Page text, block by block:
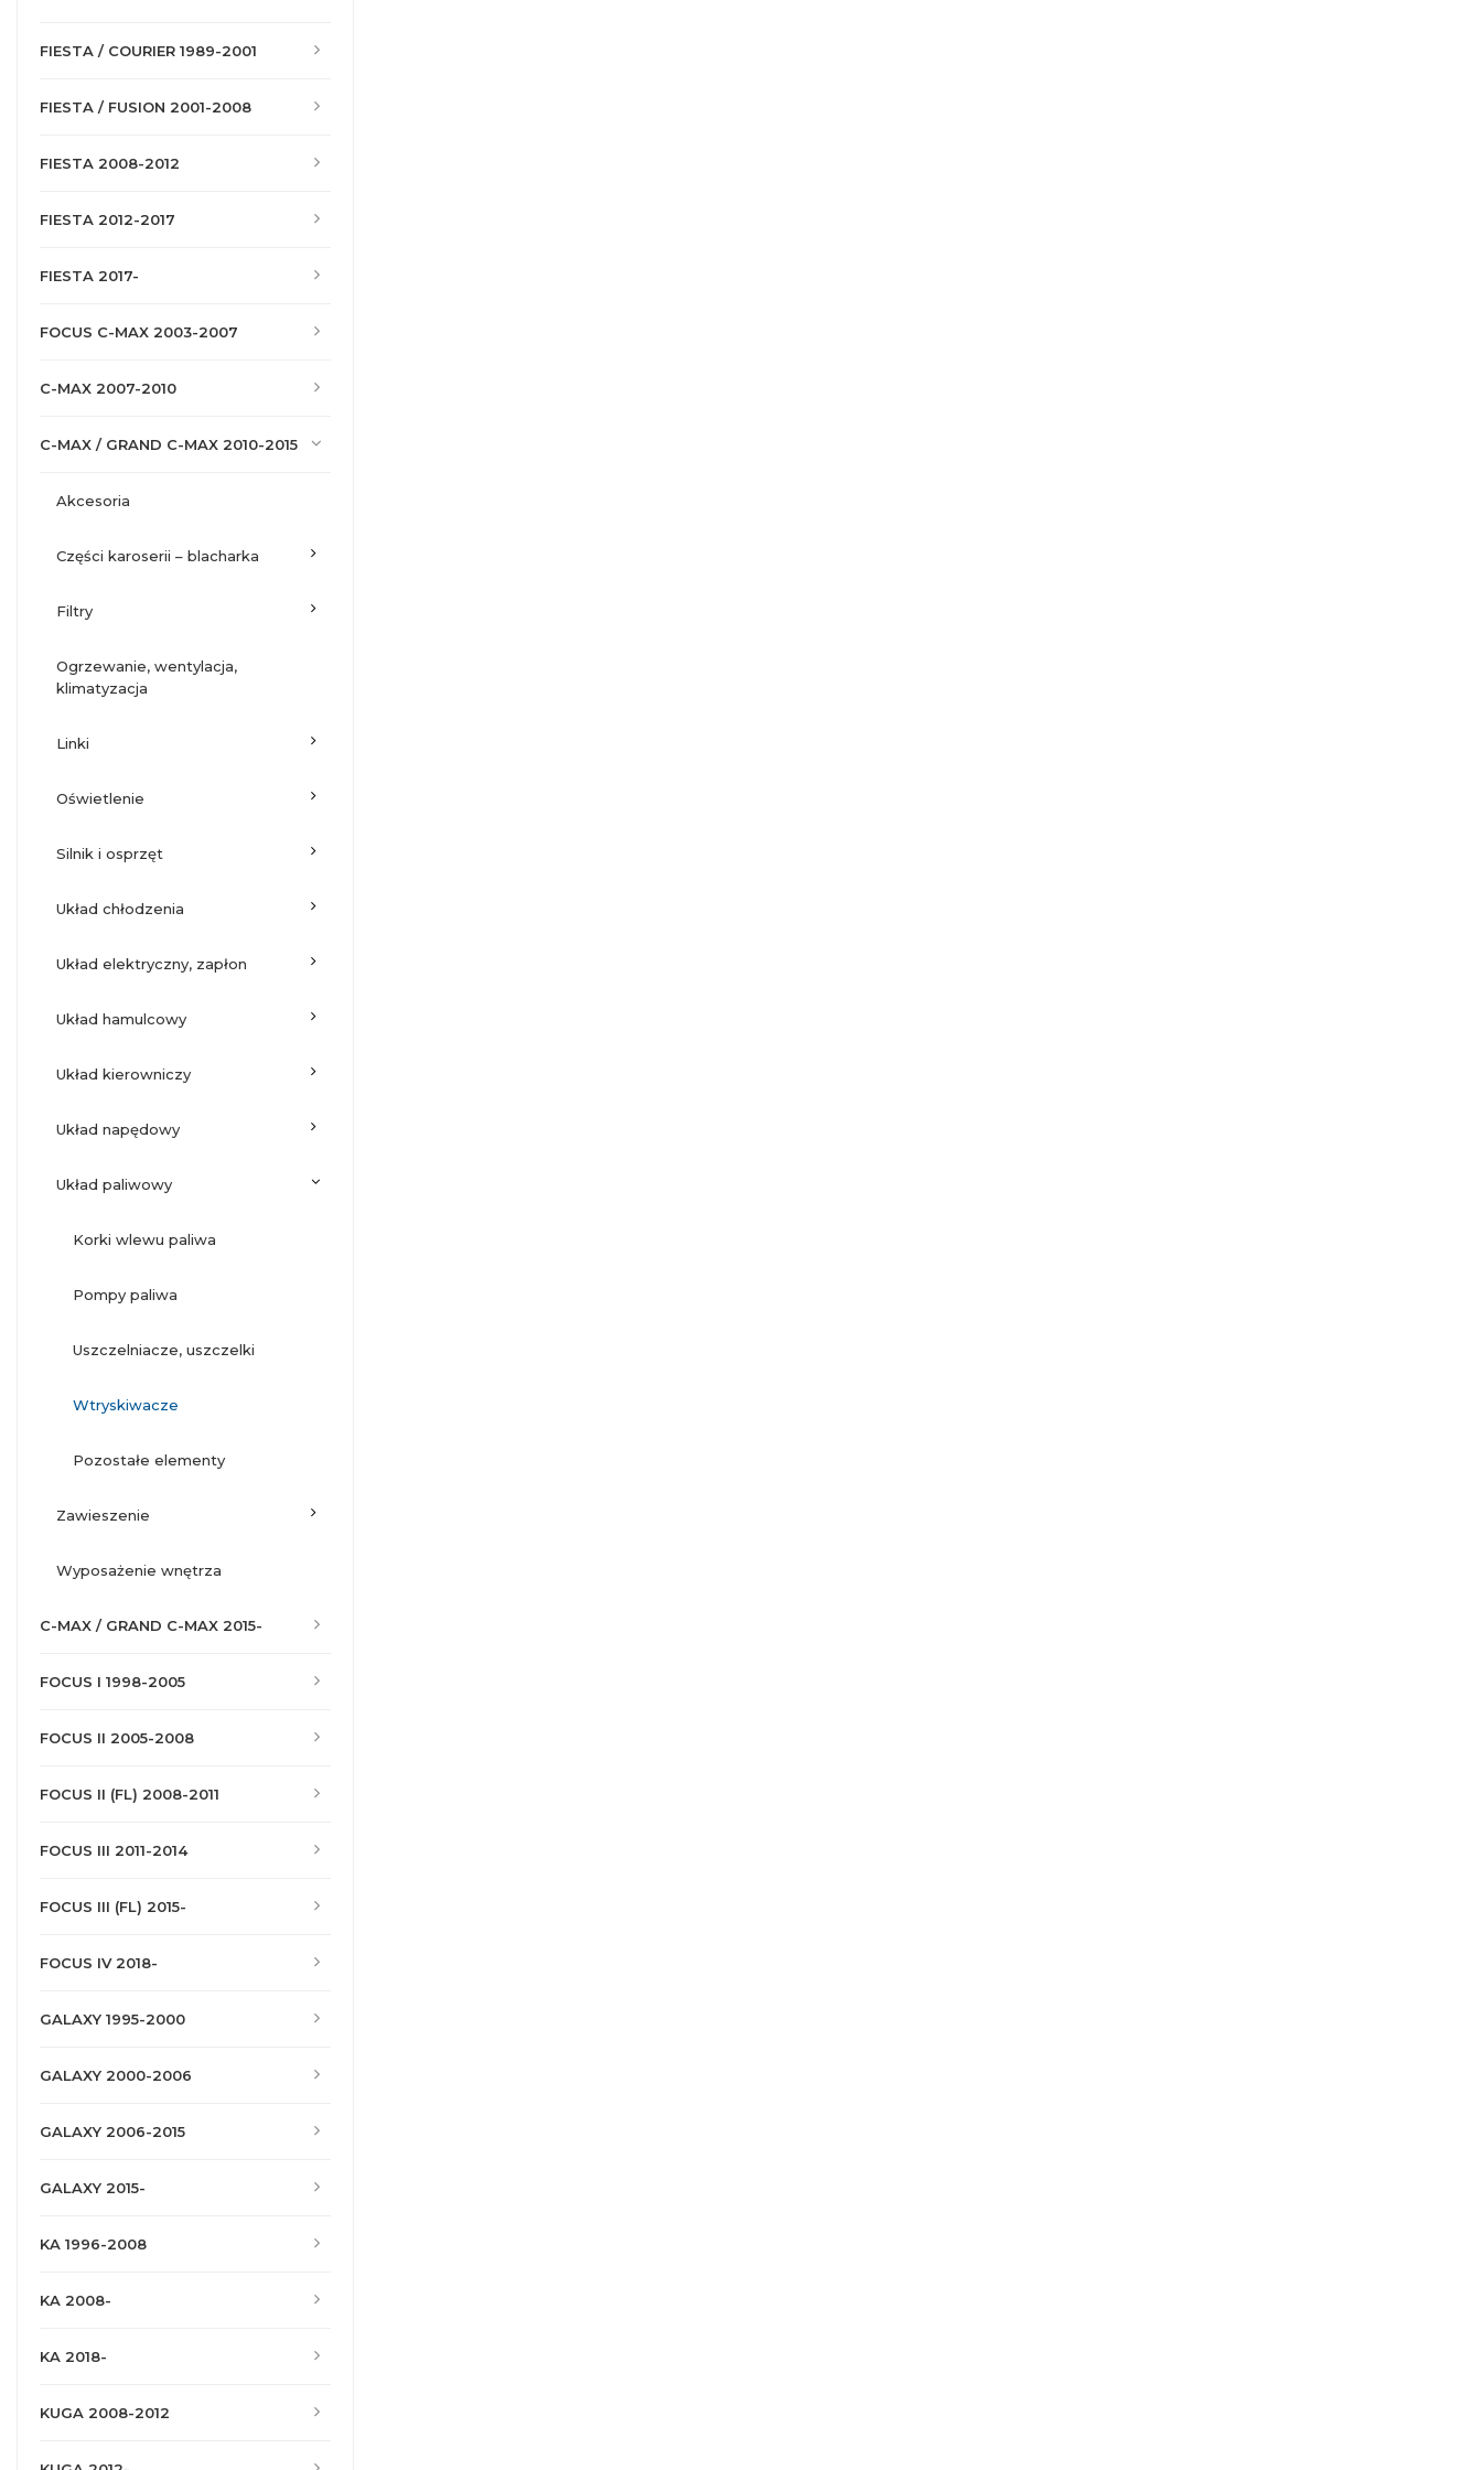
FIESTA / COURIER 1989-2001
FIESTA / FUSION 2001-2008
FIESTA 2008-2012
FIESTA 2012-2017
FIESTA 2017-
FOCUS C-MAX 2003-2007
C-MAX 2007-2010
C-MAX / GRAND C-MAX 2010-2015
akcesoria
części karoserii – blacharka
filtry
ogrzewanie, wentylacja,
klimatyzacja
linki
oświetlenie
silnik i osprzęt
układ chłodzenia
układ elektryczny, zapłon
układ hamulcowy
układ kierowniczy
układ napędowy
układ paliwowy
korki wlewu paliwa
pompy paliwa
uszczelniacze, uszczelki
wtryskiwacze
pozostałe elementy
zawieszenie
wyposażenie wnętrza
C-MAX / GRAND C-MAX 2015-
FOCUS I 1998-2005
FOCUS II 2005-2008
FOCUS II (FL) 2008-2011
FOCUS III 2011-2014
FOCUS III (FL) 2015-
FOCUS IV 2018-
GALAXY 1995-2000
GALAXY 2000-2006
GALAXY 2006-2015
GALAXY 2015-
KA 1996-2008
KA 2008-
KA 2018-
KUGA 2008-2012